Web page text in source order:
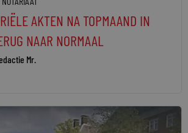
AKTEN NA TOPMAAND IN
NAAR NORMAAL
Mr.